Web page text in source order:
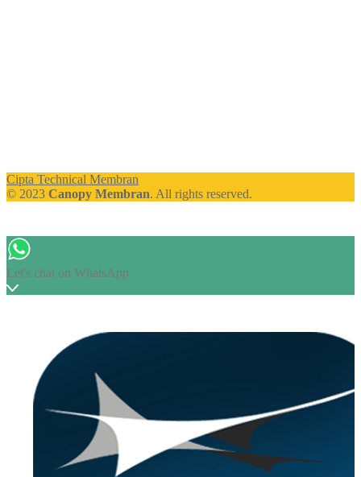
Cipta Technical Membran
© 2023 Canopy Membran. All rights reserved.
Let's chat on WhatsApp